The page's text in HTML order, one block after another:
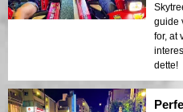
guide
for, at
dette!